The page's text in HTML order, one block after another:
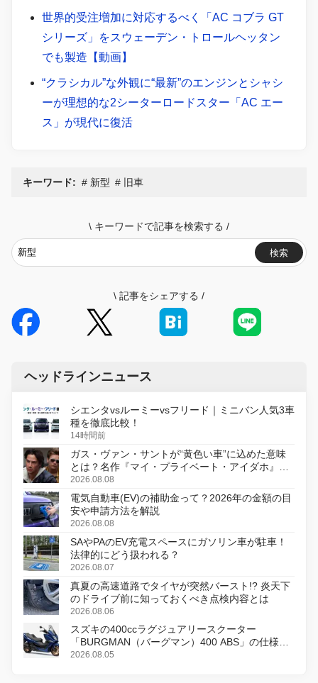
世界的受注増加に対応するべく「AC コブラ GT
シリーズ」をスウェーデン・トロールヘッタン
でも製造【動画】
“クラシカル”な外観に“最新”のエンジンとシャシ
ーが理想的な2シーターロードスター「AC エー
ス」が現代に復活
キーワード: 新型 旧車
\ キーワードで記事を検索する /
検索
\ 記事をシェアする /
ヘッドラインニュース
シエンタvsルーミーvsフリード｜ミニバン人気3車
種を徹底比較！
14時間前
ガス・ヴァン・サントが“黄色い車”に込めた意味
とは？名作『マイ・プライベート・アイダホ』が
初のデジタルリマスター版で復活
2026.08.08
電気自動車(EV)の補助金って？2026年の金額の目
安や申請方法を解説
2026.08.08
SAやPAのEV充電スペースにガソリン車が駐車！
法律的にどう扱われる？
2026.08.07
真夏の高速道路でタイヤが突然バースト!? 炎天下
のドライブ前に知っておくべき点検内容とは
2026.08.06
スズキの400ccラグジュアリースクーター
「BURGMAN（バーグマン）400 ABS」の仕様を
変更し、8月18日に発売
2026.08.05